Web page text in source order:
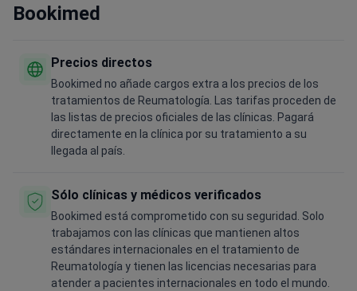
Bookimed
Precios directos
Bookimed no añade cargos extra a los precios de los
tratamientos de Reumatología. Las tarifas proceden de
las listas de precios oficiales de las clínicas. Pagará
directamente en la clínica por su tratamiento a su
llegada al país.
Sólo clínicas y médicos verificados
Bookimed está comprometido con su seguridad. Solo
trabajamos con las clínicas que mantienen altos
estándares internacionales en el tratamiento de
Reumatología y tienen las licencias necesarias para
atender a pacientes internacionales en todo el mundo.